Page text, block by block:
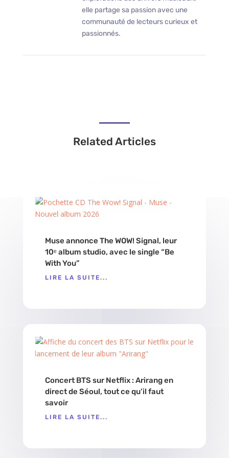
elle partage sa passion avec une
communauté de lecteurs curieux et
passionnés.
Related Articles
Muse annonce The WOW! Signal, leur
10ᵉ album studio, avec le single “Be
With You”
LIRE LA SUITE...
Concert BTS sur Netflix : Arirang en
direct de Séoul, tout ce qu’il faut
savoir
LIRE LA SUITE...